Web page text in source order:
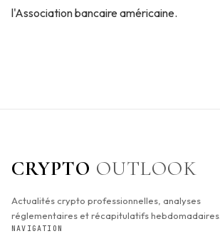
l'Association bancaire américaine.
CRYPTO OUTLOOK
Actualités crypto professionnelles, analyses
réglementaires et récapitulatifs hebdomadaires.
NAVIGATION